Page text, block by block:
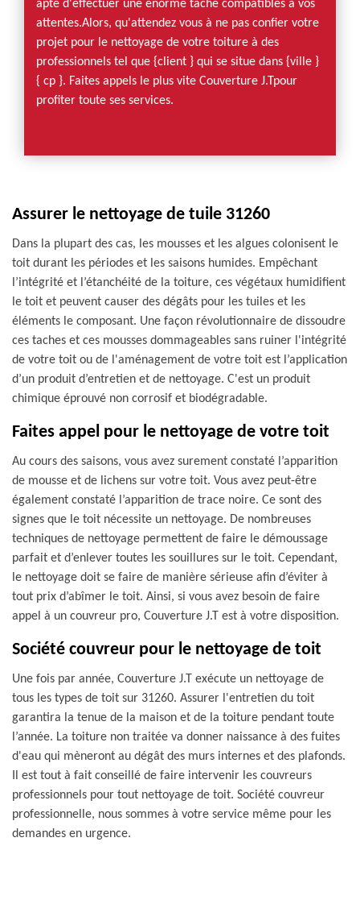
apte d'effectuer une énorme tâche compatibles à vos
attentes.Alors, qu'attendez vous à ne pas confier votre
projet pour le nettoyage de votre toiture à des
professionnels tel que {client } qui se situe dans {ville }
{ cp }. Faites appels le plus vite Couverture J.Tpour
profiter toute ses services.
Assurer le nettoyage de tuile 31260
Dans la plupart des cas, les mousses et les algues colonisent le
toit durant les périodes et les saisons humides. Empêchant
l’intégrité et l’étanchéité de la toiture, ces végétaux humidifient
le toit et peuvent causer des dégâts pour les tuiles et les
éléments le composant. Une façon révolutionnaire de dissoudre
ces taches et ces mousses dommageables sans ruiner l'intégrité
de votre toit ou de l'aménagement de votre toit est l’application
d’un produit d’entretien et de nettoyage. C'est un produit
chimique éprouvé non corrosif et biodégradable.
Faites appel pour le nettoyage de votre toit
Au cours des saisons, vous avez surement constaté l’apparition
de mousse et de lichens sur votre toit. Vous avez peut-être
également constaté l’apparition de trace noire. Ce sont des
signes que le toit nécessite un nettoyage. De nombreuses
techniques de nettoyage permettent de faire le démoussage
parfait et d’enlever toutes les souillures sur le toit. Cependant,
le nettoyage doit se faire de manière sérieuse afin d’éviter à
tout prix d’abîmer le toit. Ainsi, si vous avez besoin de faire
appel à un couvreur pro, Couverture J.T est à votre disposition.
Société couvreur pour le nettoyage de toit
Une fois par année, Couverture J.T exécute un nettoyage de
tous les types de toit sur 31260. Assurer l'entretien du toit
garantira la tenue de la maison et de la toiture pendant toute
l’année. La toiture non traitée va donner naissance à des fuites
d'eau qui mèneront au dégât des murs internes et des plafonds.
Il est tout à fait conseillé de faire intervenir les couvreurs
professionnels pour tout nettoyage de toit. Société couvreur
professionnelle, nous sommes à votre service même pour les
demandes en urgence.